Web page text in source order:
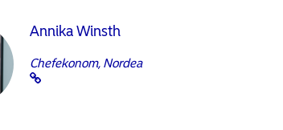
Annika Winsth
Chefekonom, Nordea